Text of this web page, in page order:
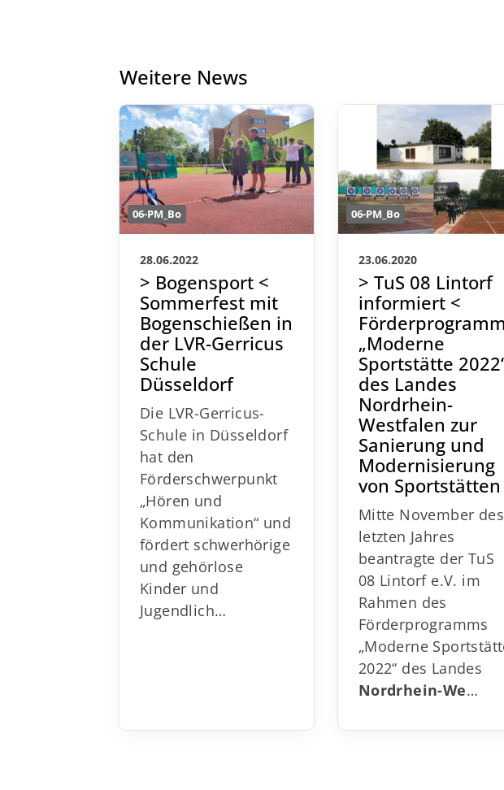
Weitere News
06-PM_Bo
28.06.2022
> Bogensport <
Sommerfest mit
Bogenschießen in
der LVR-Gerricus
Schule
Düsseldorf
Die LVR-Gerricus-
Schule in Düsseldorf
hat den
Förderschwerpunkt
„Hören und
Kommunikation“ und
fördert schwerhörige
und gehörlose Kinder
und Jugendlich…
06-PM_Bo
23.06.2020
> TuS 08 Lintorf
informiert <
Förderprogramm
„Moderne
Sportstätte
des Landes
Nordrhein-
Westfalen zur
Sanierung und
Modernisierung
von Sportstätten
Mitte November des
letzten Jahres
beantragte der TuS
08 Lintorf e.V. im
Rahmen des
Förderprogramms
„Moderne
2022“ des Landes
Nordrhein-We…